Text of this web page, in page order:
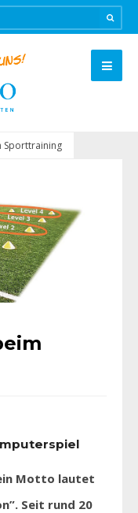
Sporttraining
Motto lautet
Seit rund 20